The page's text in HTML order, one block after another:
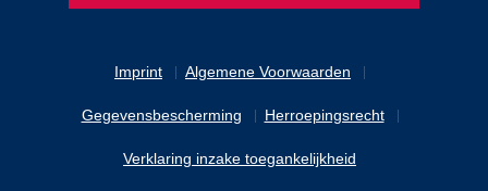
Imprint Algemene Voorwaarden
Gegevensbescherming Herroepingsrecht
Verklaring inzake toegankelijkheid